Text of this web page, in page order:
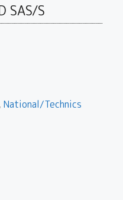
SAS/S
National/Technics